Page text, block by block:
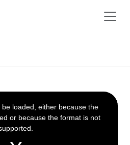
loaded, either because the
or because the format is not